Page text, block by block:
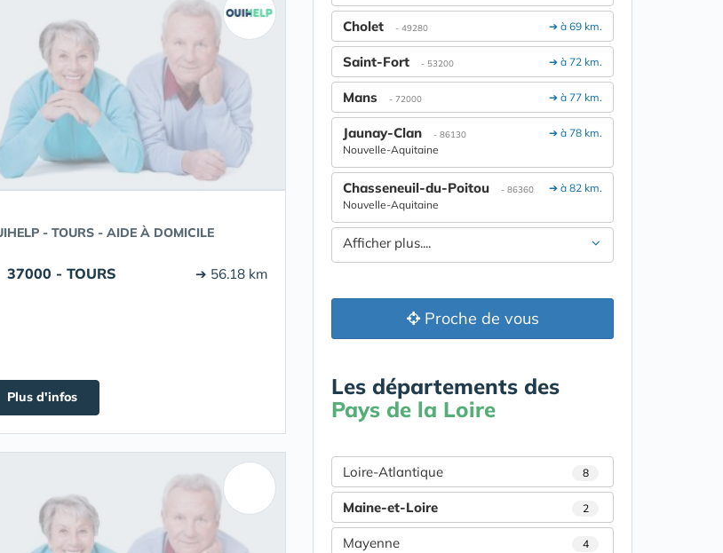
- TOURS - AIDE À DOMICILE
37000 - TOURS ➔ 56.18 km
Plus d'infos
➔ à 69 km.
Cholet - 49280
➔ à 72 km.
Saint-Fort - 53200
➔ à 77 km.
Mans - 72000
➔ à 78 km.
Jaunay-Clan - 86130
Nouvelle-Aquitaine
➔ à 82 km.
Chasseneuil-du-Poitou - 86360
Nouvelle-Aquitaine
Afficher plus....
Proche de vous
Les départements des
Pays de la Loire
Loire-Atlantique 8
Maine-et-Loire 2
Mayenne 4